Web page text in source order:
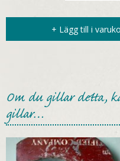
+ Lägg till i
Om du gillar detta,
gillar…